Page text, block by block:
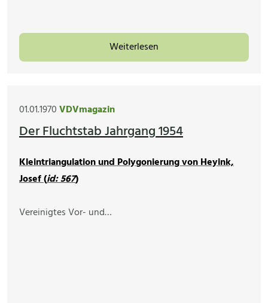
Weiterlesen
01.01.1970VDVmagazin
Der Fluchtstab Jahrgang 1954
Kleintriangulation und Polygonierung von Heyink,
Josef (id: 567)
Vereinigtes Vor- und…